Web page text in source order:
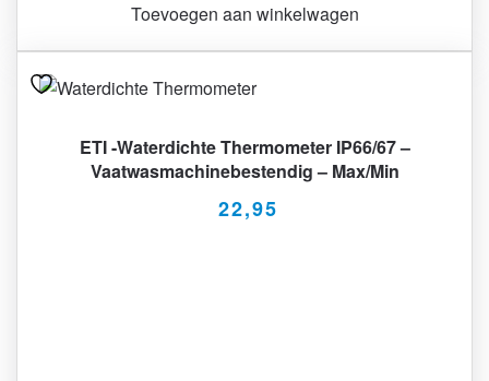
Toevoegen aan winkelwagen
ETI -Waterdichte Thermometer IP66/67 –
Vaatwasmachinebestendig – Max/Min
22,95